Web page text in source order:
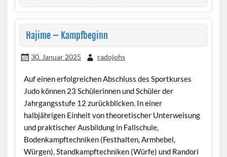
Hajime – Kampfbeginn
30. Januar 2025 radojohs
Auf einen erfolgreichen Abschluss des Sportkurses
Judo können 23 Schülerinnen und Schüler der
Jahrgangsstufe 12 zurückblicken. In einer
halbjährigen Einheit von theoretischer Unterweisung
und praktischer Ausbildung in Fallschule,
Bodenkampftechniken (Festhalten, Armhebel,
Würgen), Standkampftechniken (Würfe) und Randori